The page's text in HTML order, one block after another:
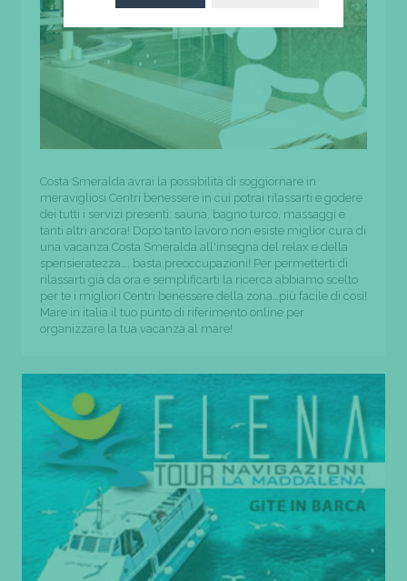
Costa Smeralda avrai la possibilità di soggiornare in
meravigliosi Centri benessere in cui potrai rilassarti e godere
dei tutti i servizi presenti: sauna, bagno turco, massaggi e
tanti altri ancora! Dopo tanto lavoro non esiste miglior cura di
una vacanza Costa Smeralda all'insegna del relax e della
spensieratezza…. basta preoccupazioni! Per permetterti di
rilassarti già da ora e semplificarti la ricerca abbiamo scelto
per te i migliori Centri benessere della zona…più facile di così!
Mare in italia il tuo punto di riferimento online per
organizzare la tua vacanza al mare!